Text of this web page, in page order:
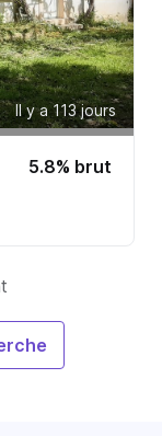
Il y a 113 jours
5.8% brut